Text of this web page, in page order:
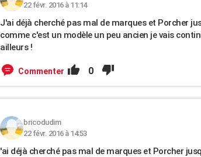
22 févr. 2016 à 11:14
J'ai déjà cherché pas mal de marques et Porcher
comme c'est un modèle un peu ancien je vais
ailleurs !
Commenter 0
bricodudim
22 févr. 2016 à 14:53
'ai déjà cherché pas mal de marques et Porcher